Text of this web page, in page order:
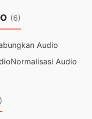
(6)
Audio
Normalisasi Audio